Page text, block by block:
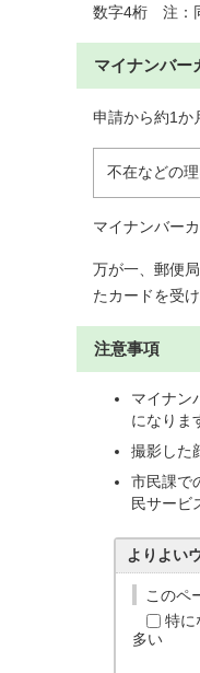
数字4桁 注：
マイナンバー
申請から約1か
不在などの
マイナンバー
万が一、郵便
たカードを受
注意事項
マイナン
になりま
撮影した
市民課で
民サービ
よりよい
このペ
特に
多い